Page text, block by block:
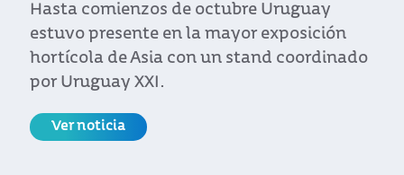
Hasta comienzos de octubre Uruguay
estuvo presente en la mayor exposición
hortícola de Asia con un stand coordinado
por Uruguay XXI.
Ver noticia